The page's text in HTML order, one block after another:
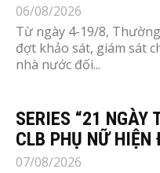
06/08/2026
Từ ngày 4-19/8,
đợt khảo sát, giám sát
nhà nước đối...
SERIES “21 NGÀY
CLB PHỤ NỮ HIỆN
07/08/2026